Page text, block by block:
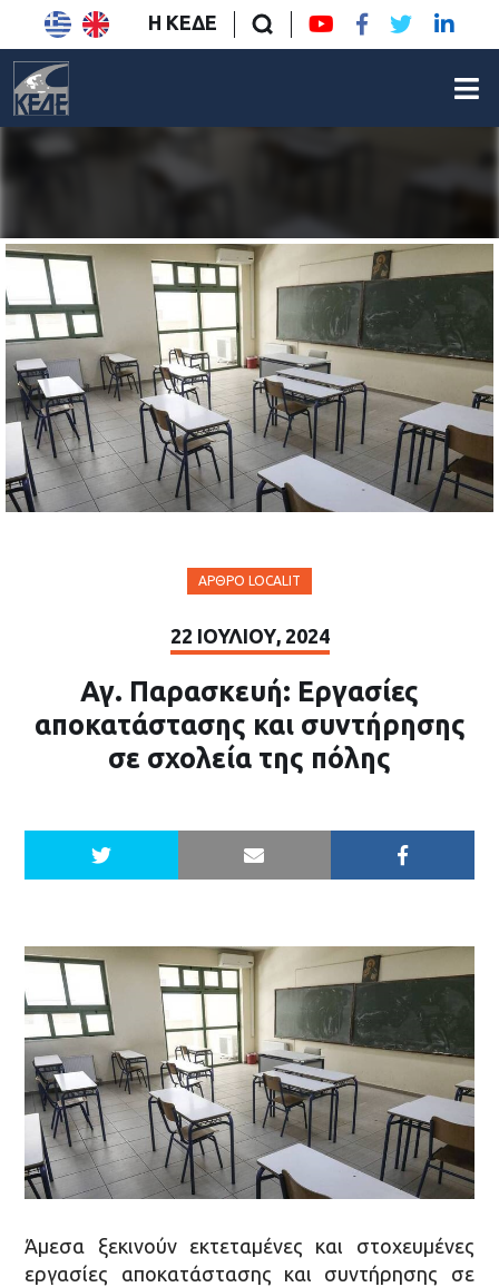
Η ΚΕΔΕ
ΆΡΘΡΟ LOCALIT
22 ΙΟΥΛΊΟΥ, 2024
Αγ. Παρασκευή: Εργασίες
αποκατάστασης και συντήρησης
σε σχολεία της πόλης
Άμεσα ξεκινούν εκτεταμένες και στοχευμένες
εργασίες αποκατάστασης και συντήρησης σε